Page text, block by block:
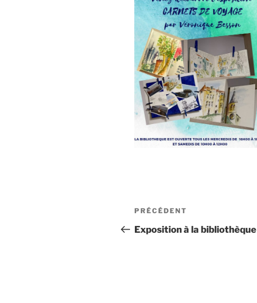
Navigation
de
Article
précédent
PRÉCÉDENT
Exposition à la bibliothèque